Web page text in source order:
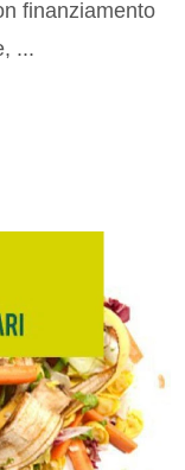
finanziamento
...